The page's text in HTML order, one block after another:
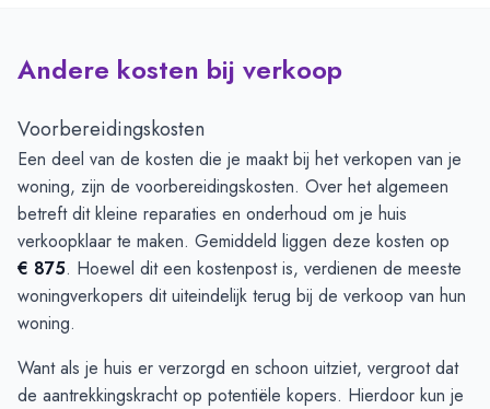
Andere kosten bij verkoop
Voorbereidingskosten
Een deel van de kosten die je maakt bij het verkopen van je
woning, zijn de voorbereidingskosten. Over het algemeen
betreft dit kleine reparaties en onderhoud om je huis
verkoopklaar te maken. Gemiddeld liggen deze kosten op
€ 875. Hoewel dit een kostenpost is, verdienen de meeste
woningverkopers dit uiteindelijk terug bij de verkoop van hun
woning.
Want als je huis er verzorgd en schoon uitziet, vergroot dat
de aantrekkingskracht op potentiële kopers. Hierdoor kun je